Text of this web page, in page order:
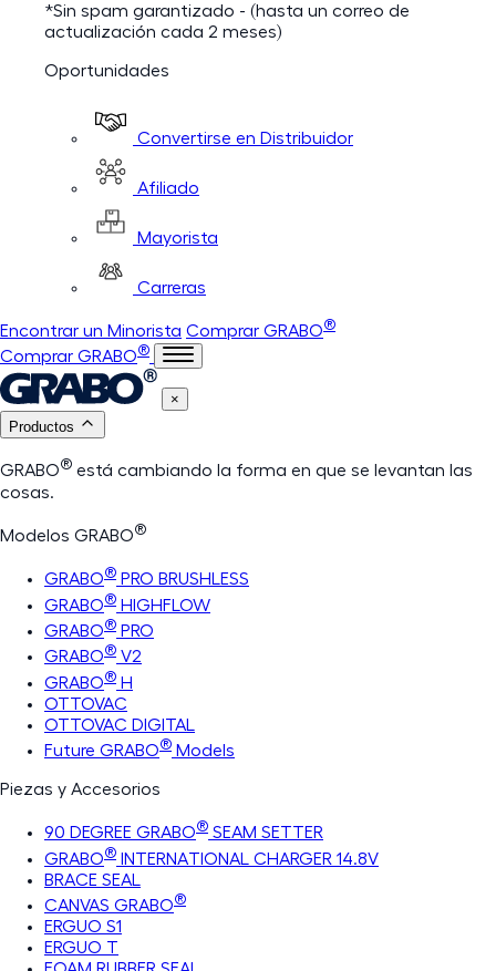
*Sin spam garantizado - (hasta un correo de
actualización cada 2 meses)
Oportunidades
Convertirse en Distribuidor
Afiliado
Mayorista
Carreras
Encontrar un Minorista Comprar GRABO®
Comprar GRABO®
×
Productos
GRABO® está cambiando la forma en que se levantan las
cosas.
Modelos GRABO®
GRABO® PRO BRUSHLESS
GRABO® HIGHFLOW
GRABO® PRO
GRABO® V2
GRABO® H
OTTOVAC
OTTOVAC DIGITAL
Future GRABO® Models
Piezas y Accesorios
90 DEGREE GRABO® SEAM SETTER
GRABO® INTERNATIONAL CHARGER 14.8V
BRACE SEAL
CANVAS GRABO®
ERGUO S1
ERGUO T